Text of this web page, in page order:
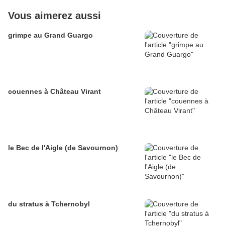
Vous aimerez aussi
grimpe au Grand Guargo
couennes à Château Virant
le Bec de l'Aigle (de Savournon)
du stratus à Tchernobyl